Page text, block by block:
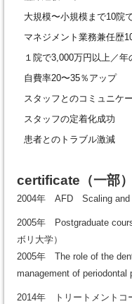
大規模〜小規模まで10院
マネジメント業務兼任歴
１院で3,000万円以上／年
自費率20〜35％アップ
スタッフとのコミュニケ
スタッフの定着化成功
患者とのトラブル激減
certificate （一部）
2004年 AFD Scaling and
2005年 Postgraduate
ボリ大学）
2005年 The role of the
management of
2014年 トリートメントコ